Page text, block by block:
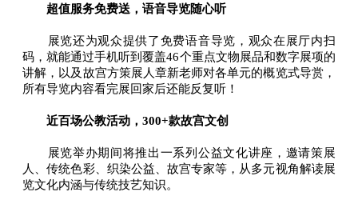
超值服务免费送，语音导览随心听
展览还为观众提供了免费语音导览，观众在展厅内扫
码，就能通过手机听到覆盖46个重点文物展品和数字展项的
讲解，以及故宫方策展人章新老师对各单元的概览式导赏，
所有导览内容看完展回家后还能反复听！
近百场公教活动，300+款故宫文创
展览举办期间将推出一系列公益文化讲座，邀请策展
人、传统色彩、织染公益、故宫专家等，从多元视角解读展
览文化内涵与传统技艺知识。